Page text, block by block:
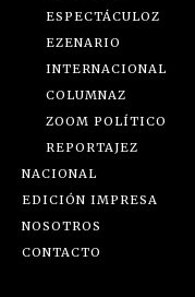
ESPECTÁCULOZ
EZENARIO
INTERNACIONAL
COLUMNAZ
ZOOM POLÍTICO
REPORTAJEZ
NACIONAL
EDICIÓN IMPRESA
NOSOTROS
CONTACTO